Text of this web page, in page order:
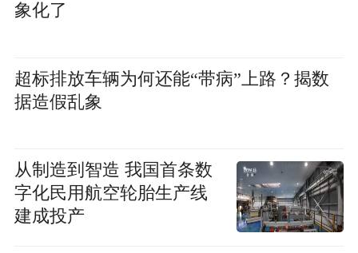
象化了
超标排放车辆为何还能“带病”上路？揭数
据造假乱象
从制造到智造 我国首条数
字化民用航空轮胎生产线
建成投产